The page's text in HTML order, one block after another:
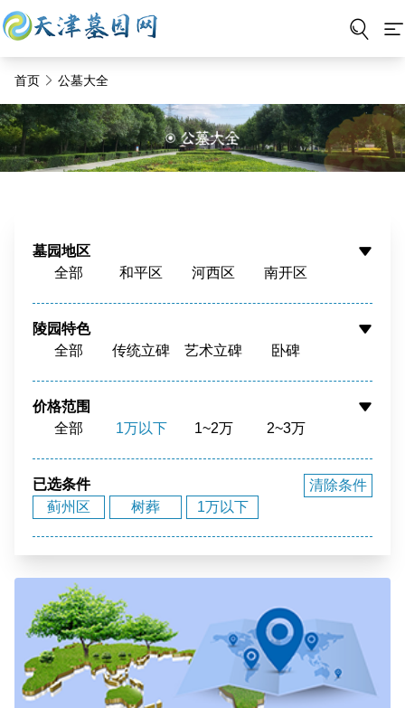
首页 公墓大全
墓园地区
全部
和平区 河西区
南开区
西青区
静海区
宝坻区 宁河区
武清区
滨海新区
周边
陵园特色
全部
传统立碑 艺术立碑
卧碑
骨灰寄存
花园环境
福泽之地
价格范围
全部
1万以下 1~2万
2~3万
15~20万
已选条件
蓟州区
树葬 1万以下
清除条件